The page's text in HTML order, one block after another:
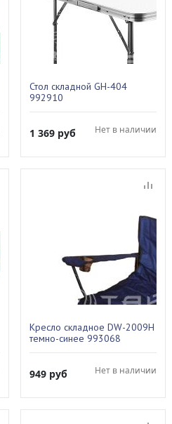
Стол складной GH-404
992910
1 369 руб Нет в наличии
Кресло складное DW-2009H
темно-синее 993068
949 руб Нет в наличии